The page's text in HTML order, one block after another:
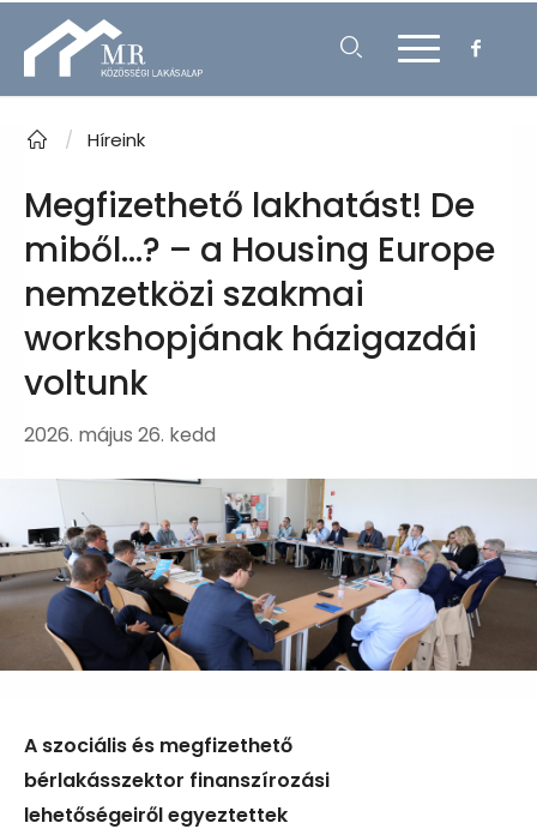
/ Híreink
Megfizethető lakhatást! De
miből…? – a Housing Europe
nemzetközi szakmai
workshopjának házigazdái
voltunk
2026. május 26. kedd
A szociális és megfizethető
bérlakásszektor finanszírozási
lehetőségeiről egyeztettek